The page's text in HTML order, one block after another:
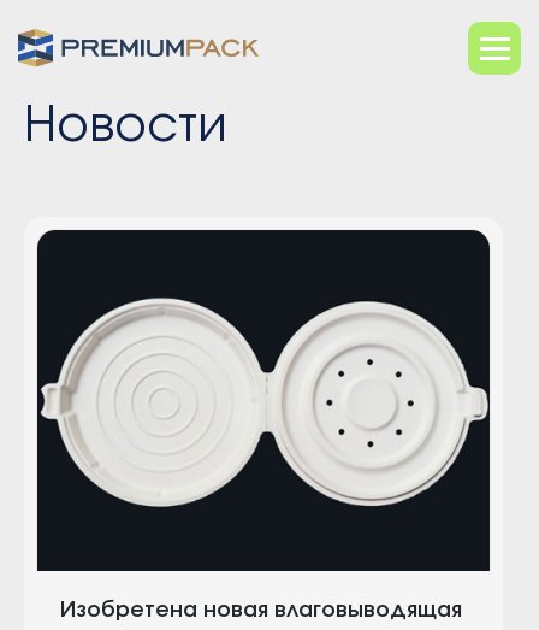
Новости
Изобретена новая влаговыводящая